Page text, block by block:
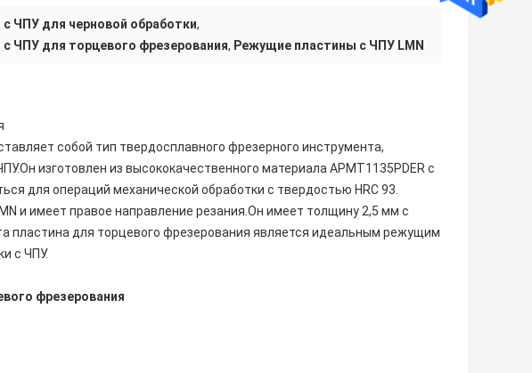
ЧПУ для черновой обработки,
ЧПУ для торцевого фрезерования, Режущие пластины с ЧПУ LMN
собой тип твердосплавного фрезерного инструмента,
изготовлен из высококачественного материала APMT1135PDER с
для операций механической обработки с твердостью HRC 93.
и имеет правое направление резания.Он имеет толщину 2,5 мм с
пластина для торцевого фрезерования является идеальным режущим
с ЧПУ.
фрезерования